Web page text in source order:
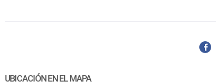
UBICACIÓN EN EL MAPA